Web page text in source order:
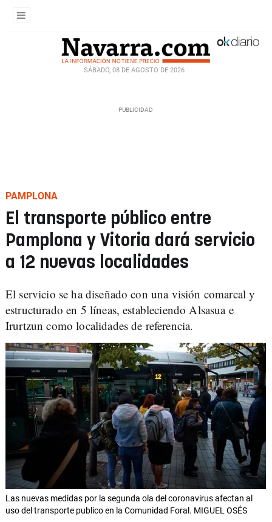
SÁBADO, 08 DE AGOSTO DE 2026
PAMPLONA
El transporte público entre
Pamplona y Vitoria dará servicio
a 12 nuevas localidades
El servicio se ha diseñado con una visión comarcal y
estructurado en 5 líneas, estableciendo Alsasua e
Irurtzun como localidades de referencia.
Las nuevas medidas por la segunda ola del coronavirus afectan al
uso del transporte publico en la Comunidad Foral. MIGUEL OSÉS